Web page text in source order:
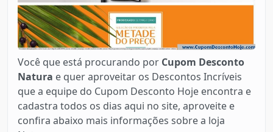
Você que está procurando por Cupom Desconto
Natura e quer aproveitar os Descontos Incríveis
que a equipe do Cupom Desconto Hoje encontra e
cadastra todos os dias aqui no site, aproveite e
confira abaixo mais informações sobre a loja